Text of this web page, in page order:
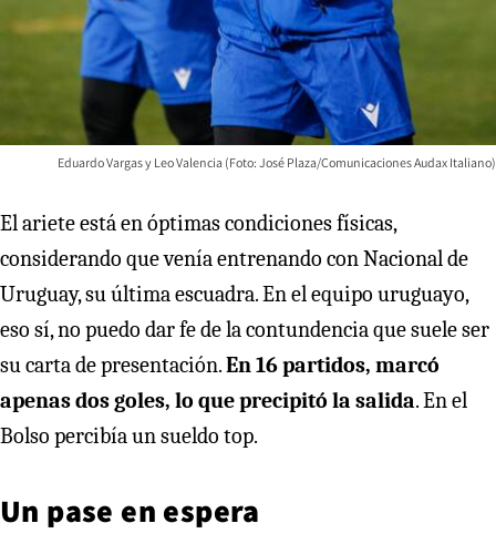
Eduardo Vargas y Leo Valencia (Foto: José Plaza/Comunicaciones Audax Italiano)
El ariete está en óptimas condiciones físicas,
considerando que venía entrenando con Nacional de
Uruguay, su última escuadra. En el equipo uruguayo,
eso sí, no puedo dar fe de la contundencia que suele ser
su carta de presentación.En 16 partidos, marcó
apenas dos goles, lo que precipitó la salida. En el
Bolso percibía un sueldo top.
Un pase en espera